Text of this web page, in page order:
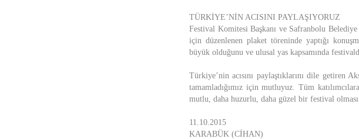
TÜRKİYE’NİN ACISINI PAYLAŞIYORUZ
Festival Komitesi Başkanı ve Safranbolu
için düzenlenen plaket töreninde yaptığı
büyük olduğunu ve ulusal yas kapsamında
Türkiye’nin acısını paylaştıklarını dile
tamamladığımız için mutluyuz. Tüm
mutlu, daha huzurlu, daha güzel bir festival
11.10.2015
KARABÜK (CİHAN)